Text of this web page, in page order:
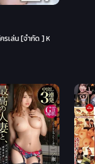
ล่น [จำกัด ] Kana-chan อายุ